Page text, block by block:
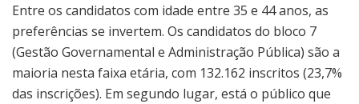
Entre os candidatos com idade entre 35 e 44 anos, as
preferências se invertem. Os candidatos do bloco 7
(Gestão Governamental e Administração Pública) são a
maioria nesta faixa etária, com 132.162 inscritos (23,7%
das inscrições). Em segundo lugar, está o público que